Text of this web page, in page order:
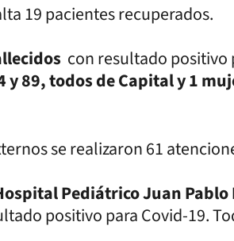
19 pacientes recuperados.
con resultado positivo
y 89, todos de Capital y 1
se realizaron 61
Pediátrico Juan Pablo
positivo para Covid-19.